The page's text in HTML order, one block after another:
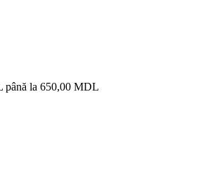
până la 650,00 MDL